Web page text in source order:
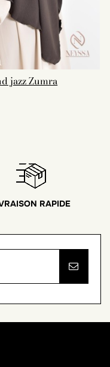
jazz Zumra
RAPIDE